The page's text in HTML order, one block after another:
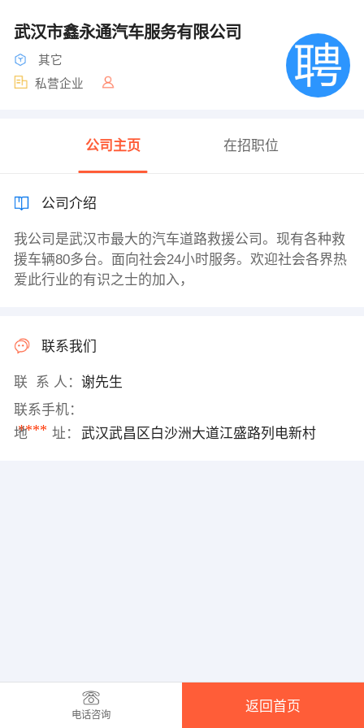
武汉市鑫永通汽车服务有限公司
其它
私营企业
公司主页 在招职位
公司介绍
我公司是武汉市最大的汽车道路救援公司。现有各种救
援车辆80多台。面向社会24小时服务。欢迎社会各界热
爱此行业的有识之士的加入，
联系我们
联 系 人： 谢先生
联系手机：
****
地 址： 武汉武昌区白沙洲大道江盛路列电新村
电话咨询
返回首页